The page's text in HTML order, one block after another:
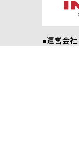
■運営会社